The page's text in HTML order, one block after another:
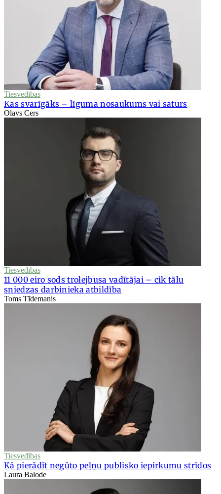
Tiesvedības
Kas svarīgāks – līguma nosaukums vai saturs
Olavs Cers
Tiesvedības
11 000 eiro sods trolejbusa vadītājai – cik tālu
sniedzas darbinieka atbildība
Toms Tīdemanis
Tiesvedības
Kā pierādīt negūto peļņu publisko iepirkumu strīdos
Laura Balode